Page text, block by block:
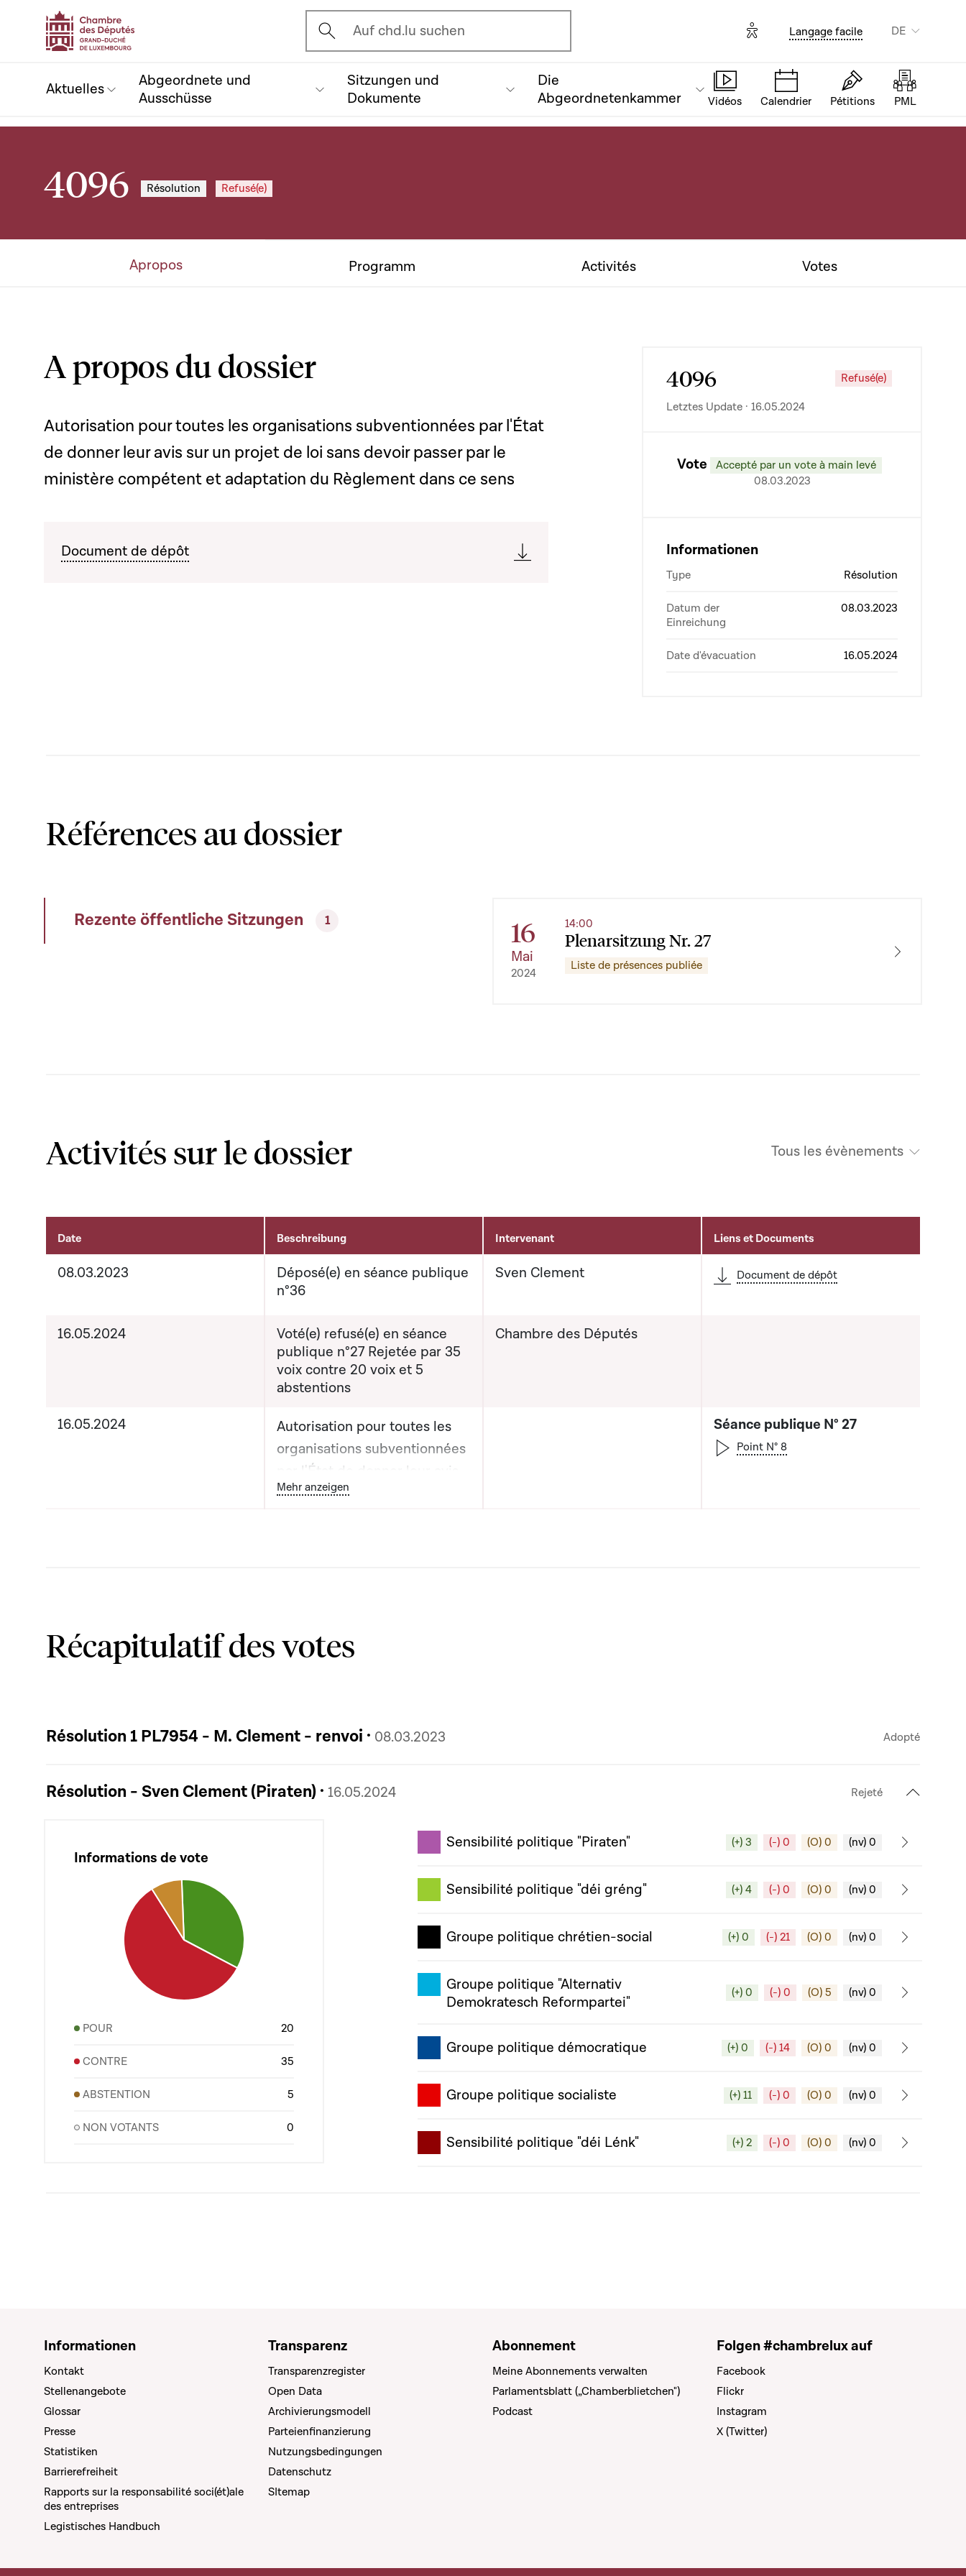
Ouvrir l'écran de recherche
Auf chd.lu suchen Options d'accessibilité
Langage facile DE
Aktuelles
Abgeordnete und
Ausschüsse
Sitzungen und
Dokumente
Die
Abgeordnetenkammer
Vidéos Calendrier Pétitions PML
4096 Résolution Refusé(e)
Apropos Programm Activités Votes
A propos du dossier
Autorisation pour toutes les organisations subventionnées par l'État
de donner leur avis sur un projet de loi sans devoir passer par le
ministère compétent et adaptation du Règlement dans ce sens
Document de dépôt
4096 Refusé(e)
Letztes Update · 16.05.2024
Vote
Accepté par un vote à main levé
08.03.2023
Informationen
Type Résolution
Datum der
Einreichung
08.03.2023
Date d'évacuation 16.05.2024
Références au dossier
Rezente öffentliche Sitzungen 1 16
Mai
2024
Plenarsitzung Nr. 27
14:00
Liste de présences publiée
Activités sur le dossier Tous les évènements
Activités sur le dossier
Date Beschreibung Intervenant Liens et Documents
08.03.2023
Déposé(e) en séance publique
n°36
Sven Clement Document de dépôt
16.05.2024
Voté(e) refusé(e) en séance
publique n°27 Rejetée par 35
voix contre 20 voix et 5
abstentions
Chambre des Députés
16.05.2024
Autorisation pour toutes les
organisations subventionnées
par l'État de donner leur avis
sur un projet de loi sans
Bouton graphique servant à afficher ou cacher tous les éléments de la liste qui précède
Mehr anzeigen
Séance publique N° 27
Point N° 8
Récapitulatif des votes
Résolution 1 PL7954 - M. Clement - renvoi · 08.03.2023 Adopté
Résolution - Sven Clement (Piraten) · 16.05.2024 Rejeté
Informations de vote
POUR 20
CONTRE 35
ABSTENTION 5
NON VOTANTS 0
Sensibilité politique "Piraten" (+) 3 (-) 0 (O) 0 (nv) 0
Sensibilité politique "déi gréng" (+) 4 (-) 0 (O) 0 (nv) 0
Groupe politique chrétien-social (+) 0 (-) 21 (O) 0 (nv) 0
Groupe politique "Alternativ
Demokratesch Reformpartei"
(+) 0 (-) 0 (O) 5 (nv) 0
Groupe politique démocratique (+) 0 (-) 14 (O) 0 (nv) 0
Groupe politique socialiste (+) 11 (-) 0 (O) 0 (nv) 0
Sensibilité politique "déi Lénk" (+) 2 (-) 0 (O) 0 (nv) 0
Informationen
Kontakt
Stellenangebote
Glossar
Presse
Statistiken
Barrierefreiheit
Rapports sur la responsabilité soci(ét)ale
des entreprises
Legistisches Handbuch
Transparenz
Transparenzregister
Open Data
Archivierungsmodell
Parteienfinanzierung
Nutzungsbedingungen
Datenschutz
SItemap
Abonnement
Meine Abonnements verwalten
Parlamentsblatt („Chamberblietchen")
Podcast
Folgen #chambrelux auf
Facebook
Flickr
Instagram
X (Twitter)